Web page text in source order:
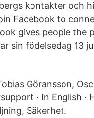
kontakter och
Facebook to
gives people the
sin födelsedag 13
Göransson,
· In English ·
Säkerhet.